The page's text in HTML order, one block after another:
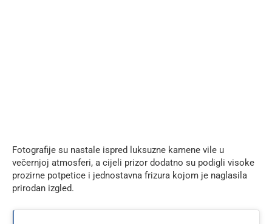
Fotografije su nastale ispred luksuzne kamene vile u
večernjoj atmosferi, a cijeli prizor dodatno su podigli visoke
prozirne potpetice i jednostavna frizura kojom je naglasila
prirodan izgled.